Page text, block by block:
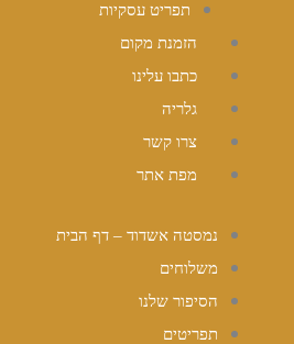
תפריט עסקיות
הזמנת מקום
כתבו עלינו
גלריה
צרו קשר
מפת אתר
נמסטה אשדוד – דף הבית
משלוחים
הסיפור שלנו
תפריטים